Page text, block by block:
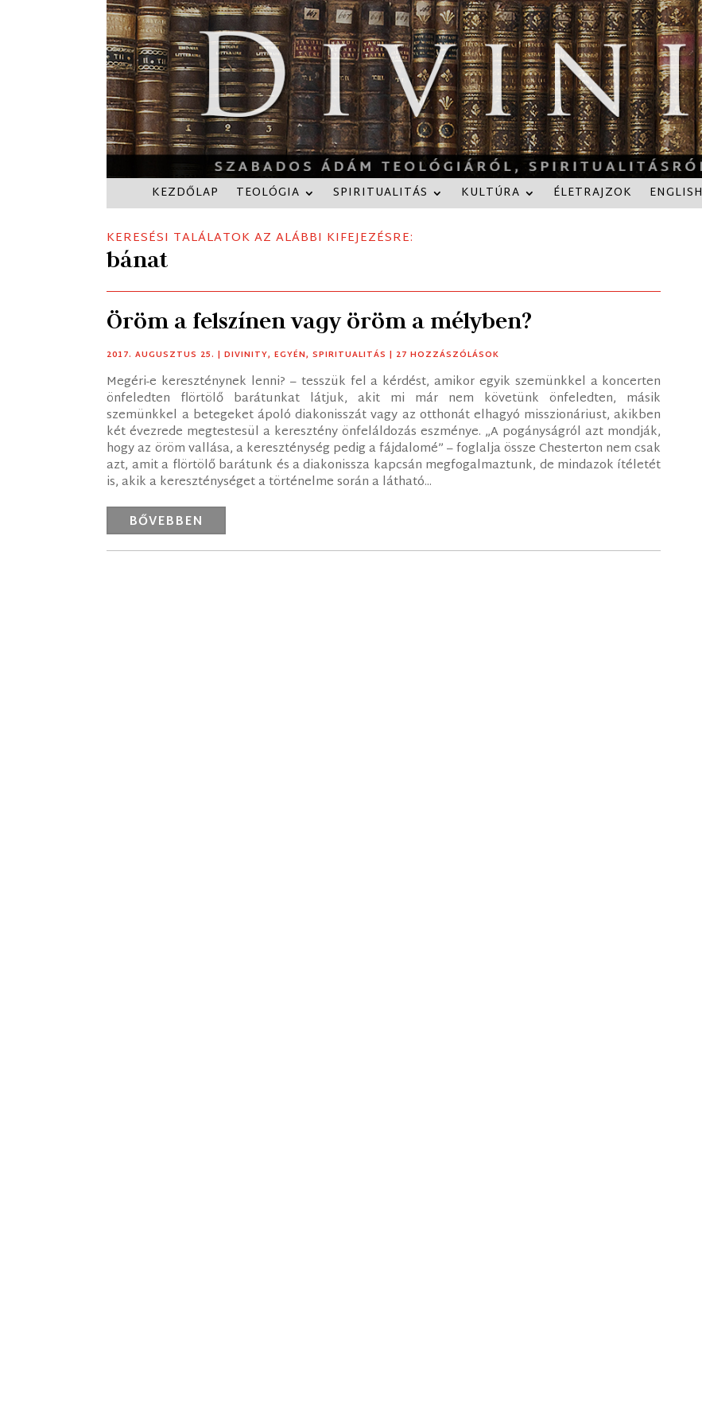
KEZDŐLAP TEOLÓGIA SPIRITUALITÁS KULTÚRA ÉLETRAJZOK ENGLISH
KERESÉSI TALÁLATOK AZ ALÁBBI KIFEJEZÉSRE:
bánat
Öröm a felszínen vagy öröm a mélyben?
2017. AUGUSZTUS 25. |DIVINITY,EGYÉN,SPIRITUALITÁS | 27 HOZZÁSZÓLÁSOK
Megéri-e kereszténynek lenni? – tesszük fel a kérdést, amikor egyik szemünkkel a koncerten
önfeledten flörtölő barátunkat látjuk, akit mi már nem követünk önfeledten, másik
szemünkkel a betegeket ápoló diakonisszát vagy az otthonát elhagyó misszionáriust, akikben
két évezrede megtestesül a keresztény önfeláldozás eszménye. „A pogányságról azt mondják,
hogy az öröm vallása, a kereszténység pedig a fájdalomé” – foglalja össze Chesterton nem csak
azt, amit a flörtölő barátunk és a diakonissza kapcsán megfogalmaztunk, de mindazok ítéletét
is, akik a kereszténységet a történelme során a látható...
BŐVEBBEN